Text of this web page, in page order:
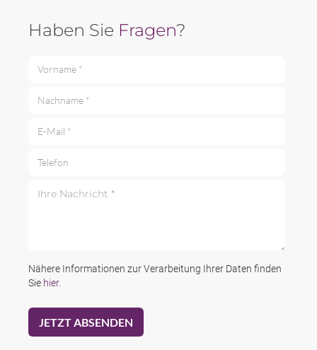
Haben Sie Fragen?
Nähere Informationen zur Verarbeitung Ihrer Daten finden
Sie hier.